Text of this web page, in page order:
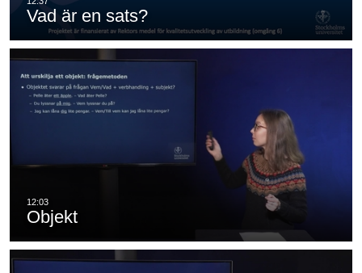
Vad är en sats?
Objekt